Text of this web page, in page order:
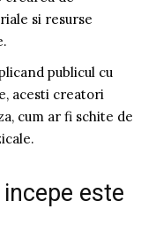
si resurse
publicul cu
acesti creatori
cum ar fi schite de
este